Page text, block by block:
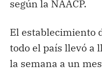
según la NAACP.
El establecimiento
todo el país llevó a
la semana a un